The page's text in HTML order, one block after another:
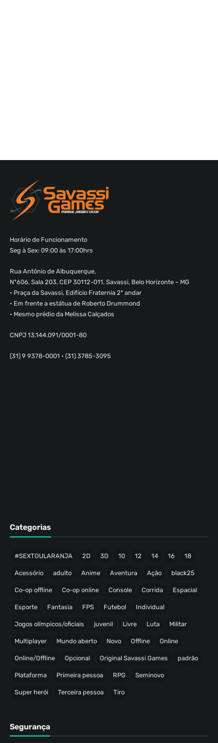
Horário de Funcionamento
Seg à Sex: 09:00 às 17:00hrs
Rua Antônio de Albuquerque,
Nº606, Sala 203, CEP 30112-011, Savassi, Belo Horizonte – MG
• Praça da Savassi, Edifício Fraternia 2º andar
• Em frente a estátua de Roberto Drummond
• Mesmo prédio da Melissa Calçados
CNPJ 13.144.091/0001-80
(31) 9 9378-0001 • (31) 3785-3095
Categorias
#SEXTOULARANJA 2D 3D 10 12 14 16 18
Acessório adulto Anime Aventura Ação black25
Co-op offline Co-op online Console Corrida Espacial
Esporte Fantasia FPS Futebol Individual
Jogos olímpicos/oficiais juvenil Livre Luta Militar
Multiplayer Mundo aberto Novo Offline Online
Online/Offline Opcional Original Savassi Games padrão
Plataforma Primeira pessoa RPG Seminovo
Super herói Terceira pessoa Tiro
Segurança